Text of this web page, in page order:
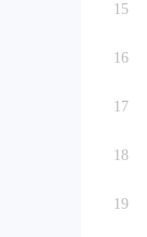
15
16
17
18
19